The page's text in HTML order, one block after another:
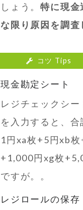
しょう。特に現金
な限り原因を調査
コツ Tips
現金勘定シート
レジチェックシ
を入力すると、合
1円xa枚+5円xb
+1,000円xg枚
ですが。。
レジロールの保存